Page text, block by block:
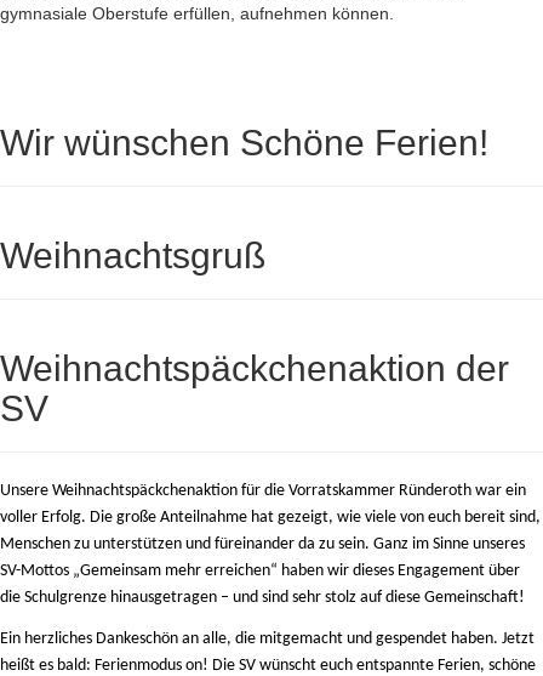
gymnasiale Oberstufe erfüllen, aufnehmen können.
Wir wünschen Schöne Ferien!
Weihnachtsgruß
Weihnachtspäckchenaktion der
SV
Unsere Weihnachtspäckchenaktion für die Vorratskammer Ründeroth war ein
voller Erfolg. Die große Anteilnahme hat gezeigt, wie viele von euch bereit sind,
Menschen zu unterstützen und füreinander da zu sein. Ganz im Sinne unseres
SV-Mottos „Gemeinsam mehr erreichen“ haben wir dieses Engagement über
die Schulgrenze hinausgetragen – und sind sehr stolz auf diese Gemeinschaft!
Ein herzliches Dankeschön an alle, die mitgemacht und gespendet haben. Jetzt
heißt es bald: Ferienmodus on! Die SV wünscht euch entspannte Ferien, schöne